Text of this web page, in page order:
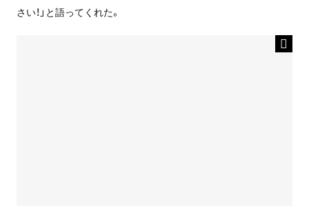
さい！」と語ってくれた。